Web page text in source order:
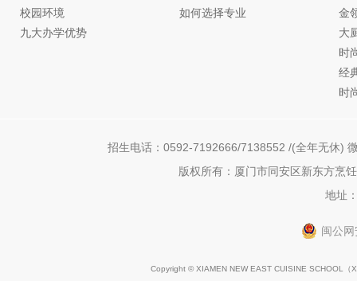
校园环境
九大办学优势
如何选择专业
金
大
时
经
时
招生电话：0592-7192666/7138552 /(全年无休)
版权所有：厦门市同安区新东方烹
地址
闽公
Copyright © XIAMEN NEW EAST CUISINE SCHOOL（